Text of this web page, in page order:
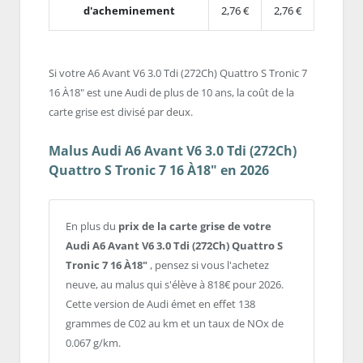
d'acheminement 2,76 € 2,76 €
Si votre A6 Avant V6 3.0 Tdi (272Ch) Quattro S Tronic 7
16 À18" est une Audi de plus de 10 ans, la coût de la
carte grise est divisé par deux.
Malus Audi A6 Avant V6 3.0 Tdi (272Ch)
Quattro S Tronic 7 16 À18" en 2026
En plus du prix de la carte grise de votre
Audi A6 Avant V6 3.0 Tdi (272Ch) Quattro S
Tronic 7 16 À18" , pensez si vous l'achetez
neuve, au malus qui s'élève à 818€ pour 2026.
Cette version de Audi émet en effet 138
grammes de C02 au km et un taux de NOx de
0.067 g/km.